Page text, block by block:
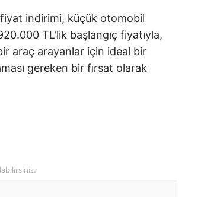
fiyat indirimi, küçük otomobil
TL'lik başlangıç fiyatıyla,
araç arayanlar için ideal bir
gereken bir fırsat olarak